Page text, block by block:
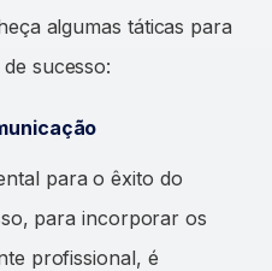
algumas táticas para
sucesso:
para o êxito do
para incorporar os
profissional, é